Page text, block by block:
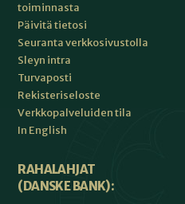
toiminnasta
Päivitä tietosi
Seuranta verkkosivustolla
Sleyn intra
Turvaposti
Rekisteriseloste
Verkkopalveluiden tila
In English
RAHALAHJAT
(DANSKE BANK):